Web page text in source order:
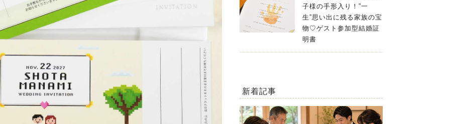
子様の手形入り！”一
生”思い出に残る家族の宝
物♡ゲスト参加型結婚証
明書
新着記事